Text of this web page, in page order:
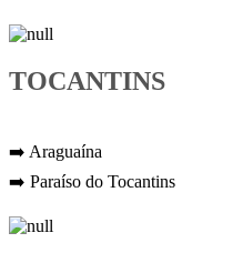
TOCANTINS
➡️ Araguaína
➡️ Paraíso do Tocantins